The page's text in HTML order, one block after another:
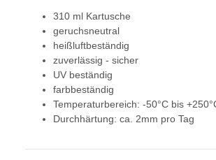
310 ml Kartusche
geruchsneutral
heißluftbeständig
zuverlässig - sicher
UV beständig
farbbeständig
Temperaturbereich: -50°C bis
Durchhärtung: ca. 2mm pro Tag